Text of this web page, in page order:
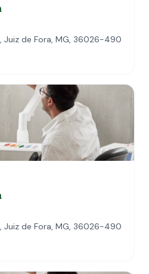
Juiz de Fora, MG, 36026-490
Juiz de Fora, MG, 36026-490